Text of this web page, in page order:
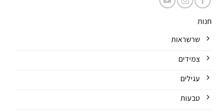
חנות
שרשראות
צמידים
עגילים
טבעות